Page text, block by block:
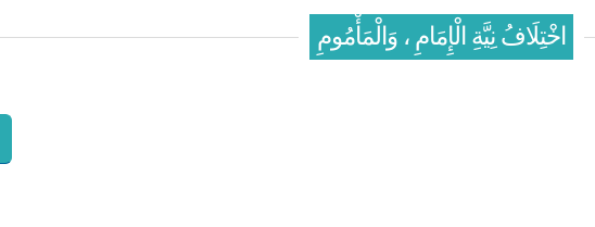
اخْتِلَافُ نِيَّةِ الْإِمَامِ ، وَالْمَأْمُومِ